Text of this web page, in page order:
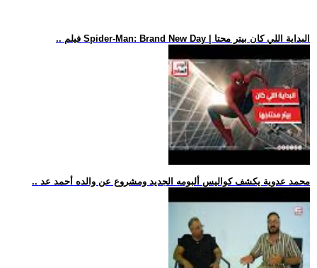
.. فيلم Spider-Man: Brand New Day | البداية اللي كان بيتر محتا
.. محمد عدوية يكشف كواليس ألبومه الجديد ومشروع عن والده أحمد عد